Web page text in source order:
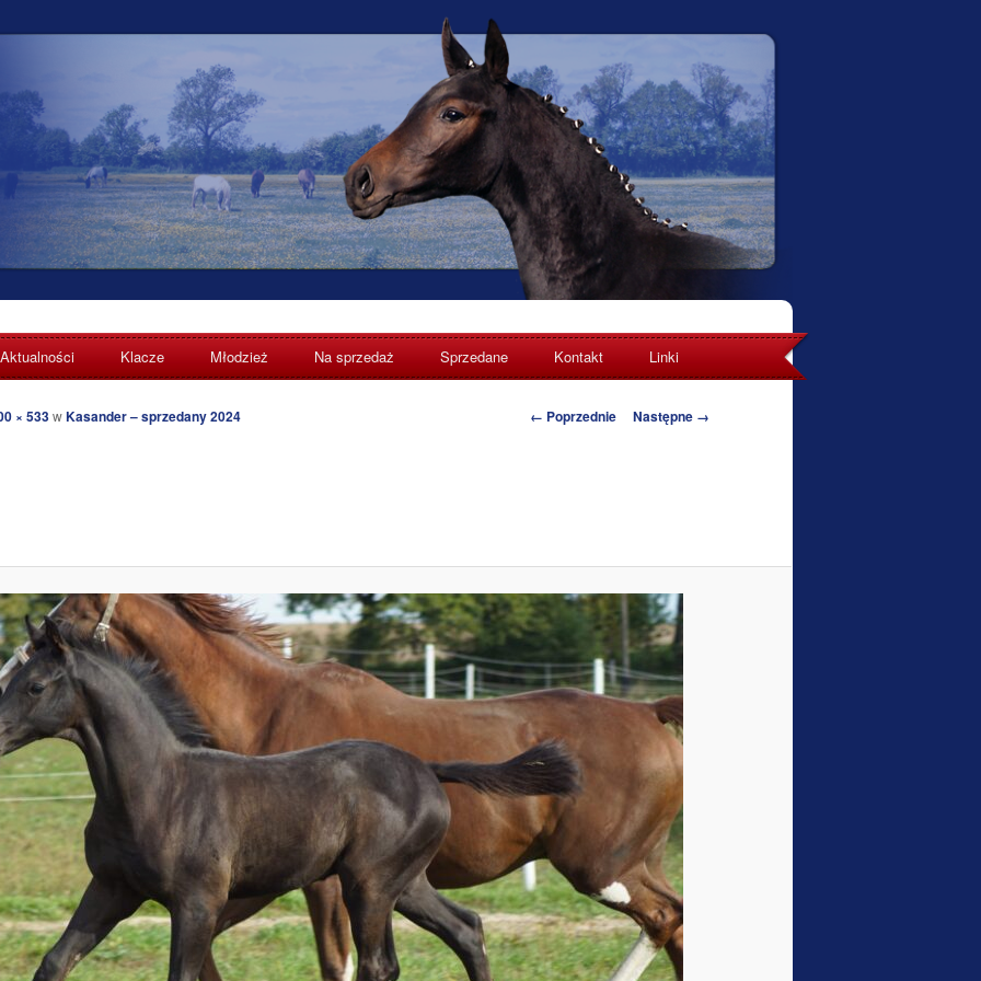
Aktualności Klacze Młodzież Na sprzedaż Sprzedane Kontakt Linki
Nawigacja po obrazkach
← Poprzednie Następne →
× 533wKasander – sprzedany 2024